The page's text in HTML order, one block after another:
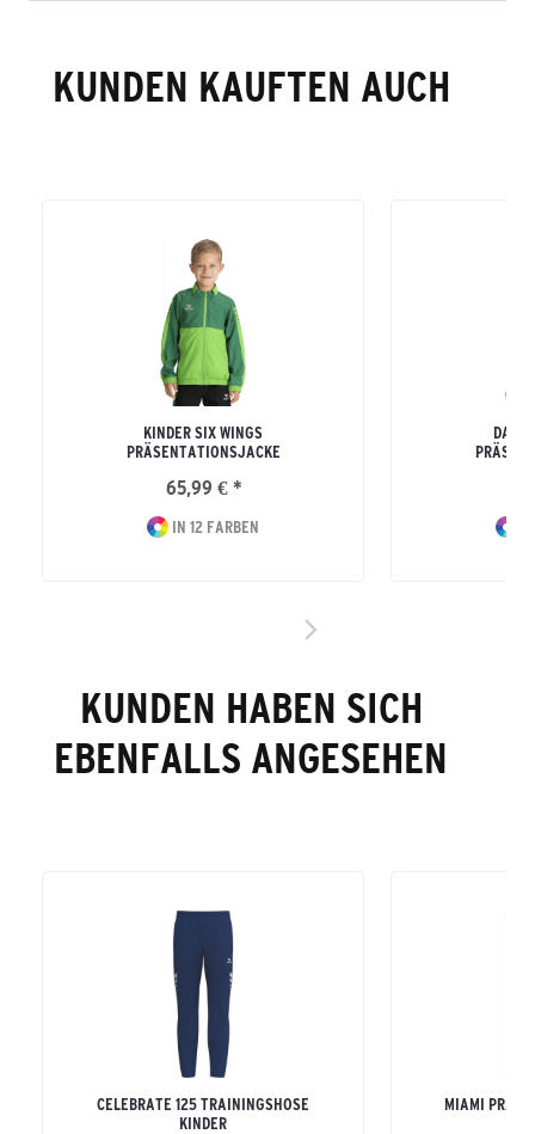
KUNDEN KAUFTEN AUCH
KINDER SIX WINGS
PRÄSENTATIONSJACKE
65,99 € *
IN 12 FARBEN
KUNDEN HABEN SICH
EBENFALLS ANGESEHEN
CELEBRATE 125 TRAININGSHOSE
KINDER
MIAMI